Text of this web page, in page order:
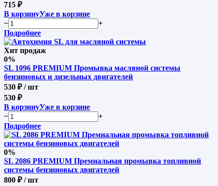
715 ₽
В корзинуУже в корзине
−
+
Подробнее
Хит продаж
0%
SL 1096 PREMIUM Промывка масляной системы
бензиновых и дизельных двигателей
530 ₽/ шт
530 ₽
В корзинуУже в корзине
−
+
Подробнее
0%
SL 2086 PREMIUM Премиальная промывка топливной
системы бензиновых двигателей
800 ₽/ шт